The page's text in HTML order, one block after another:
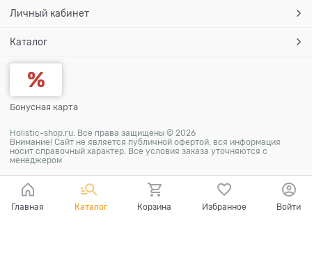
Личный кабинет
Каталог
Бонусная карта
Holistic-shop.ru. Все права защищены © 2026
Внимание! Сайт не является публичной офертой, вся информация
носит справочный характер. Все условия заказа уточняются с
менеджером
Главная Каталог Корзина Избранное Войти